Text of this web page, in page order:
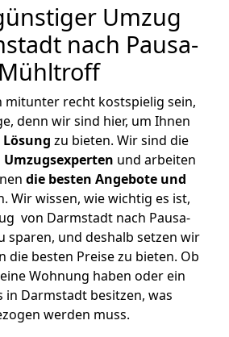
Umzug
nach Pausa-
Mühltroff
mitunter recht kostspielig sein,
denn wir sind hier, um Ihnen
Lösung zu bieten. Wir sind die
und arbeiten
die besten Angebote und
Wir wissen, wie wichtig es ist,
von Darmstadt nach Pausa-
sparen, und deshalb setzen wir
die besten Preise zu bieten. Ob
Wohnung haben oder ein
in Darmstadt besitzen, was
werden muss.